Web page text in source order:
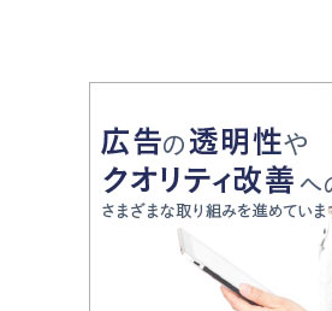
大阪府
兵庫県 京都府
鳥取県
島根県 岡山県
香川県
教育全般
中学受験に熱心な市区町村ラン
小学校受験
家庭教師
運動と遊びを考える
情報Ⅰ、数学が苦手な人注目！
アップ法
悩み多き「大学受験」相談室
英語・英会話・英検対策
小学校教師が解説！中学受験の
大学入試改革
ママテクエグザム
進化する中高一貫校・高校